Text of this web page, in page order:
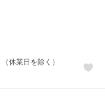
休業日を除く）